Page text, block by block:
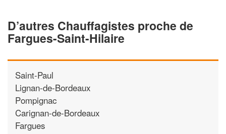
D’autres Chauffagistes proche de
Fargues-Saint-Hilaire
Saint-Paul
Lignan-de-Bordeaux
Pompignac
Carignan-de-Bordeaux
Fargues